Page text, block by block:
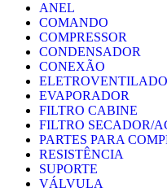
ANEL
COMANDO
COMPRESSOR
CONDENSADOR
CONEXÃO
EVAPORADOR
FILTRO CABINE
FILTRO SECADOR/
PARTES PARA
RESISTÊNCIA
SUPORTE
VÁLVULA